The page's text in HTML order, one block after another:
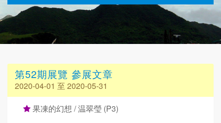
第52期展覽 參展文章
2020-04-01 至 2020-05-31
果凍的幻想 / 温翠瑩 (P3)